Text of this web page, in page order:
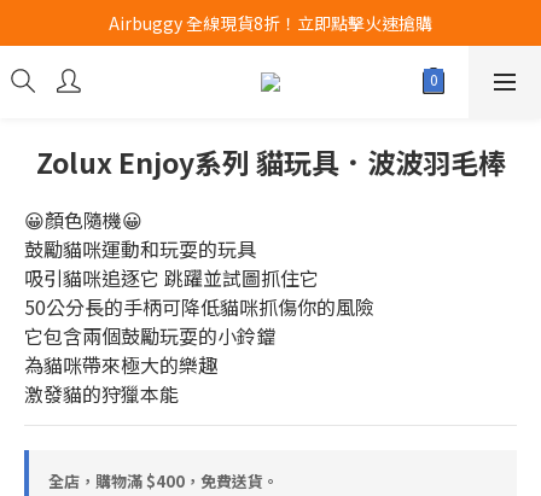
Airbuggy 全線現貨8折！立即點擊火速搶購
Airbuggy 全線現貨8折！立即點擊火速搶購
CURLI瑞士狗帶全款式3折！立即按下搶購
Airbuggy 全線現貨8折！立即點擊火速搶購
Zolux Enjoy系列 貓玩具．波波羽毛棒
😀顏色隨機😀
鼓勵貓咪運動和玩耍的玩具
吸引貓咪追逐它 跳躍並試圖抓住它
50公分長的手柄可降低貓咪抓傷你的風險
它包含兩個鼓勵玩耍的小鈴鐺
為貓咪帶來極大的樂趣
激發貓的狩獵本能
全店，購物滿 $400，免費送貨。